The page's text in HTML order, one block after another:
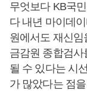
무엇보다 KB국
다 내년 마이데
원에서도 재신임
금감원 종합검
될 수 있다는 시
가 많았다는 점